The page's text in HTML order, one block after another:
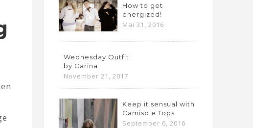
How to get
energized!
Mai 31, 2016
Wednesday Outfit
by Carina
November 21, 2017
Keep it sensual with
Camisole Tops
September 6, 2016